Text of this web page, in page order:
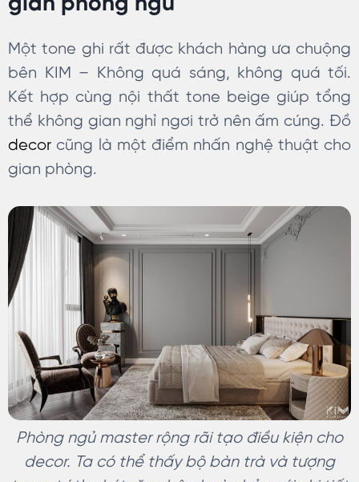
Một tone ghi rất được khách hàng ưa chuộng
bên KIM – Không quá sáng, không quá tối.
Kết hợp cùng nội thất tone beige giúp tổng
thể không gian nghỉ ngơi trở nên ấm cúng. Đồ
decor cũng là một điểm nhấn nghệ thuật cho
gian phòng.
Phòng ngủ master rộng rãi tạo điều kiện cho
decor. Ta có thể thấy bộ bàn trà và tượng